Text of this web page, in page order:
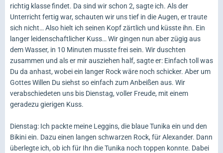
richtig klasse findet. Da sind wir schon 2, sagte ich. Als der
Unterricht fertig war, schauten wir uns tief in die Augen, er traute
sich nicht… Also hielt ich seinen Kopf zärtlich und küsste ihn. Ein
langer leidenschaftlicher Kuss… Wir gingen nun aber zügig aus
dem Wasser, in 10 Minuten musste frei sein. Wir duschten
zusammen und als er mir ausziehen half, sagte er: Einfach toll was
Du da anhast, wobei ein langer Rock wäre noch schicker. Aber um
Gottes Willen Du siehst so einfach zum Anbeißen aus. Wir
verabschiedeten uns bis Dienstag, voller Freude, mit einem
geradezu gierigen Kuss.
Dienstag: Ich packte meine Leggins, die blaue Tunika ein und den
Bikini ein. Dazu einen langen schwarzen Rock, für Alexander. Dann
überlegte ich, ob ich für Ihn die Tunika noch toppen konnte. Dabei